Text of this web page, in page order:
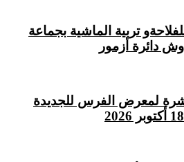
تربية الماشية بجماعة
دائرة أزمور
لمعرض الفرس للجديدة